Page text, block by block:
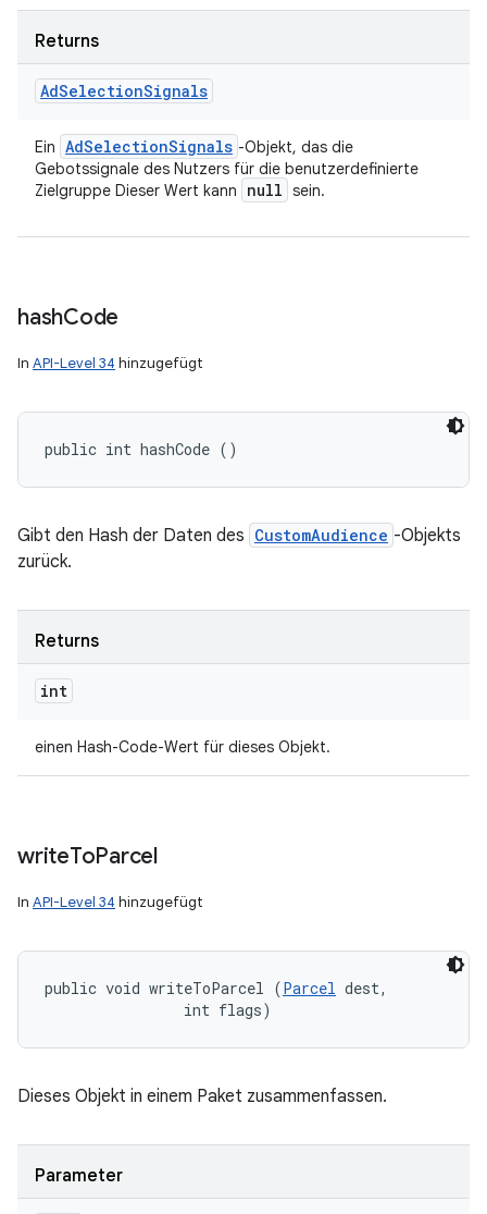
Returns
AdSelectionSignals
Ein AdSelectionSignals -Objekt, das die
Gebotssignale des Nutzers für die benutzerdefinierte
Zielgruppe Dieser Wert kann
null sein.
hashCode
In API-Level 34 hinzugefügt
public int hashCode ()
Gibt den Hash der Daten des CustomAudience -Objekts
zurück.
Returns
int
einen Hash-Code-Wert für dieses Objekt.
writeToParcel
In API-Level 34 hinzugefügt
public void writeToParcel (Parcel dest,
                int flags)
Dieses Objekt in einem Paket zusammenfassen.
Parameter